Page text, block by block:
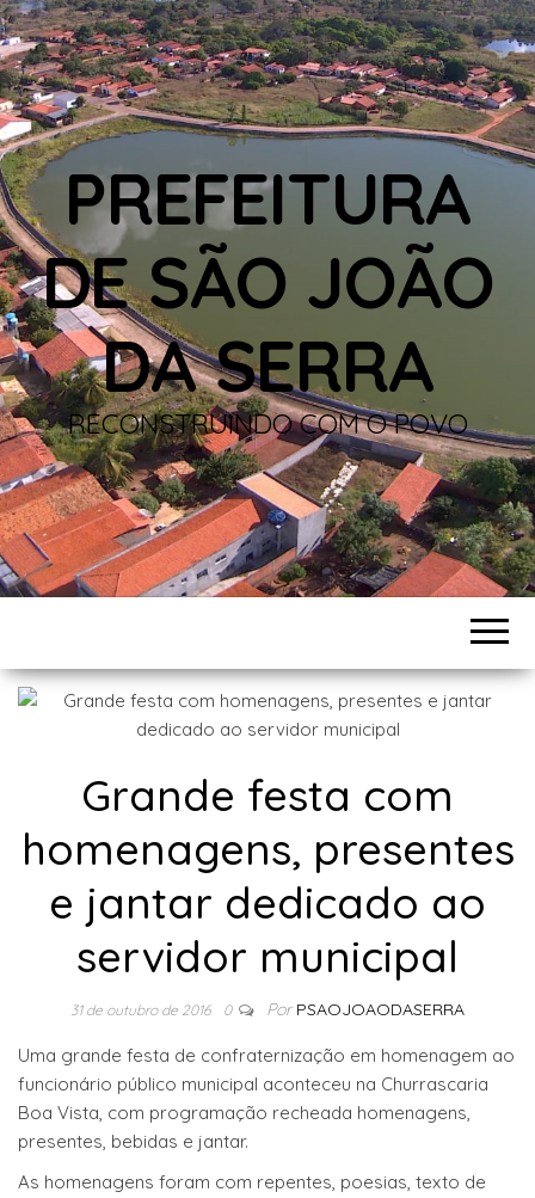
PREFEITURA
DE SÃO JOÃO
DA SERRA
RECONSTRUINDO COM O POVO
Grande festa com
homenagens, presentes
e jantar dedicado ao
servidor municipal
31 de outubro de 2016 0 Por PSAOJOAODASERRA
Uma grande festa de confraternização em homenagem ao
funcionário público municipal aconteceu na Churrascaria
Boa Vista, com programação recheada homenagens,
presentes, bebidas e jantar.
As homenagens foram com repentes, poesias, texto de